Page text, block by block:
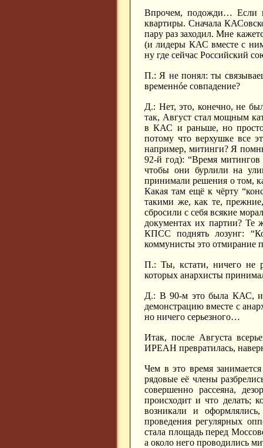
Впрочем, подожди… Если
квартиры. Сначала
пару раз заходил. Мне
(и лидеры КАС вместе с
ну где сейчас Российский
П.: Я не понял: ты
временнóе совпадение?
Д.: Нет, это, конечно, не
так, Август стал мощным
в КАС и раньше, но просто
потому что верхушке все
например, митинги? Я
92-й год): “Время
чтобы они бурлили на
принимали решения о том,
Какая там ещё к чёрту
такими же, как те,
сбросили с себя всякие
документах их партии?
КПСС поднять лозунг:
коммунисты это отмирание
П.: Ты, кстати, ничего не
которых анархисты
Д.: В 90-м это была КАС, и
демонстрацию вместе с
но ничего серьезного…
Итак, после Августа
ИРЕАН превратилась,
Чем в это время
рядовые её члены
совершенно рассеяна,
происходит и что делать;
возникали и
проведения регулярных
стала площадь перед
а около него проводились